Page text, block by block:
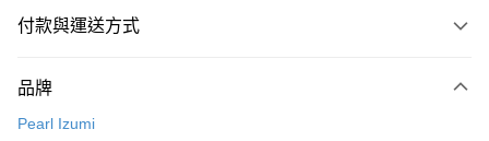
付款與運送方式
信用卡一次付款
品牌
Pearl Izumi